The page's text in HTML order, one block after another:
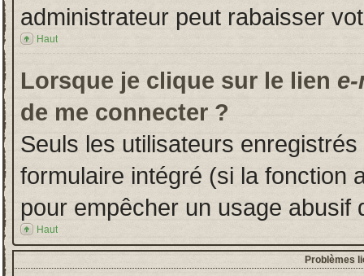
administrateur peut rabaisser
Haut
Lorsque je clique sur le lien
de me connecter ?
Seuls les utilisateurs
formulaire intégré (si la fonction
pour empêcher un usage abusif
Haut
Problèmes